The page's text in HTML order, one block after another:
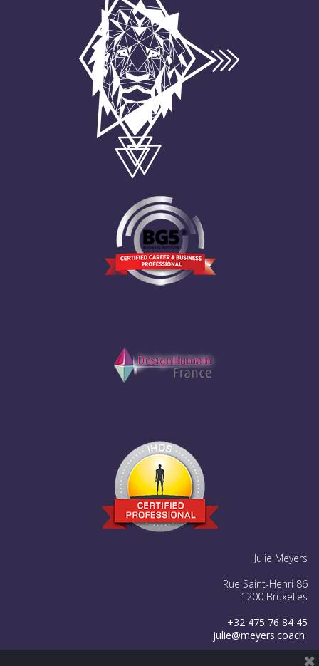
Julie Meyers
Rue Saint-Henri 86
1200 Bruxelles
+32 475 76 84 45
julie@meyers.coach